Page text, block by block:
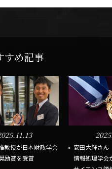
すめ記事
教授が日本財政学会
励賞を受賞
安田大輝さん
情報処理学会